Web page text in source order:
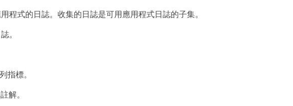
程式的日誌。收集的日誌是可用應用程式日誌的子集。
。
指標。
解。